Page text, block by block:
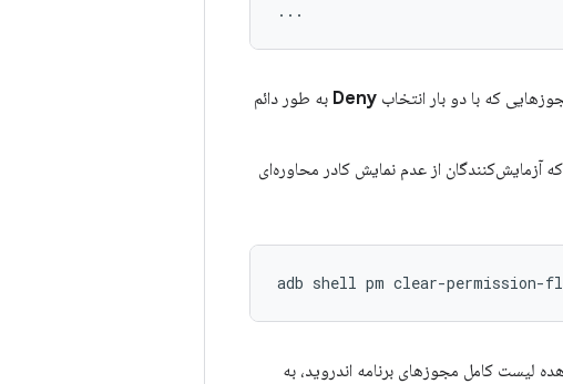
که با دو بار انتخاب Deny به طور دائم
از عدم نمایش کادر محاوره‌ای
adb shell pm clear-permission-
لیست کامل مجوزهای برنامه اندروید، به